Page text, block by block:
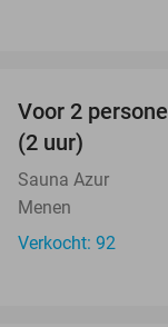
Voor 2
(2 uur)
Sauna Azur
Menen
Verkocht: 92